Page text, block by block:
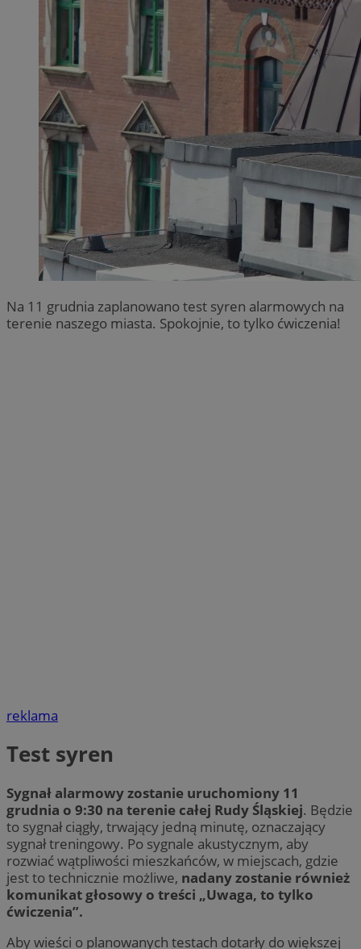
Na 11 grudnia zaplanowano test syren alarmowych na
terenie naszego miasta. Spokojnie, to tylko ćwiczenia!
reklama
Test syren
Sygnał alarmowy zostanie uruchomiony 11
grudnia o 9:30 na terenie całej Rudy Śląskiej. Będzie
to sygnał ciągły, trwający jedną minutę, oznaczający
sygnał treningowy. Po sygnale akustycznym, aby
rozwiać wątpliwości mieszkańców, w miejscach, gdzie
jest to technicznie możliwe, nadany zostanie również
komunikat głosowy o treści „Uwaga, to tylko
ćwiczenia”.
Aby wieści o planowanych testach dotarły do większej